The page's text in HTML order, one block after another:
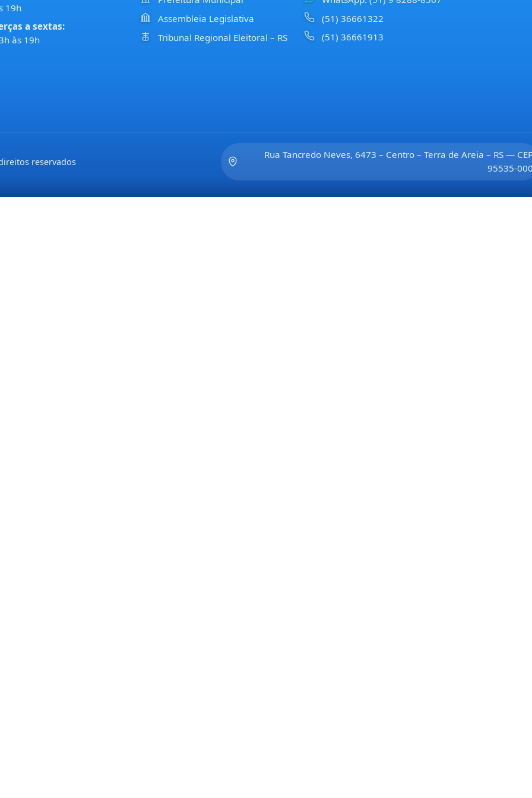
19h
a sextas:
às 19h
Assembleia Legislativa
Tribunal Regional Eleitoral – RS
(51) 36661322
(51) 36661913
reservados
Rua Tancredo Neves, 6473 – Centro – Terra de Areia – RS —
95535-